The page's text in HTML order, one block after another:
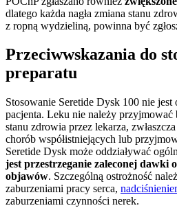
dlatego każda nagła zmiana stanu
z ropną wydzieliną, powinna być
Przeciwwskazania do
preparatu
Stosowanie Seretide Dysk 100 nie
pacjenta. Leku nie należy przyjmować
stanu zdrowia przez lekarza,
chorób współistniejących lub
Seretide Dysk może oddziaływać
jest przestrzeganie zaleconej dawki
objawów. Szczególną ostrożność
zaburzeniami pracy serca,
zaburzeniami czynności nerek.